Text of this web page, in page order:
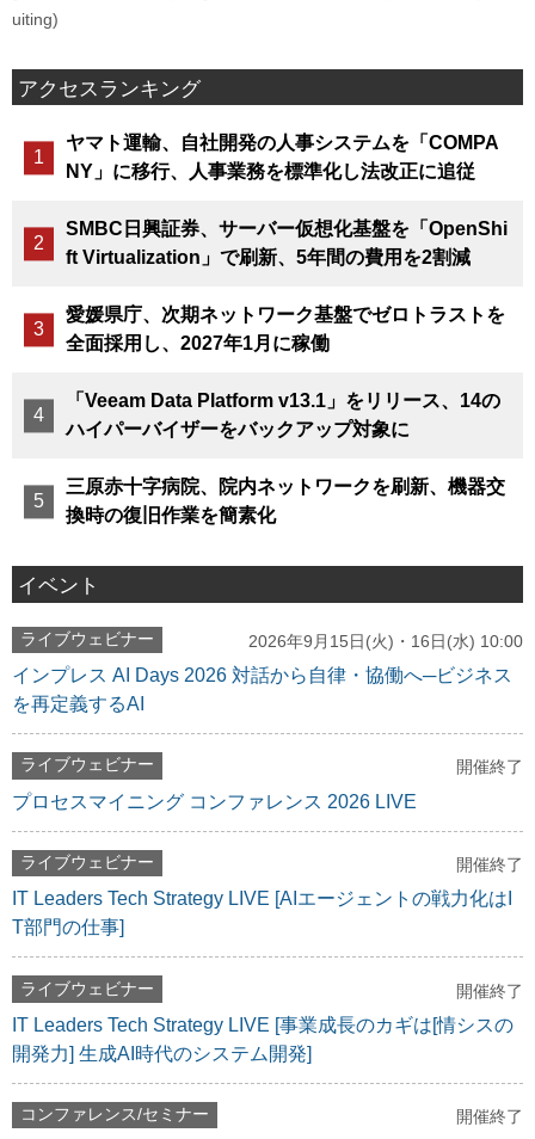
uiting)
アクセスランキング
ヤマト運輸、自社開発の人事システムを「COMPA
NY」に移行、人事業務を標準化し法改正に追従
SMBC日興証券、サーバー仮想化基盤を「OpenShi
ft Virtualization」で刷新、5年間の費用を2割減
愛媛県庁、次期ネットワーク基盤でゼロトラストを
全面採用し、2027年1月に稼働
「Veeam Data Platform v13.1」をリリース、14の
ハイパーバイザーをバックアップ対象に
三原赤十字病院、院内ネットワークを刷新、機器交
換時の復旧作業を簡素化
イベント
ライブウェビナー 2026年9月15日(火)・16日(水) 10:00
インプレス AI Days 2026 対話から自律・協働へ─ビジネス
を再定義するAI
ライブウェビナー 開催終了
プロセスマイニング コンファレンス 2026 LIVE
ライブウェビナー 開催終了
IT Leaders Tech Strategy LIVE [AIエージェントの戦力化はI
T部門の仕事]
ライブウェビナー 開催終了
IT Leaders Tech Strategy LIVE [事業成長のカギは[情シスの
開発力] 生成AI時代のシステム開発]
コンファレンス/セミナー 開催終了